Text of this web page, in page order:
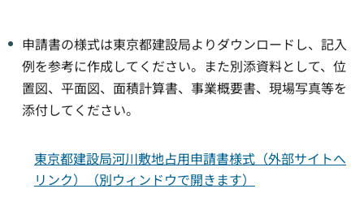
申請書の様式は東京都建設局よりダウンロードし、記入
例を参考に作成してください。また別添資料として、位
置図、平面図、面積計算書、事業概要書、現場写真等を
添付してください。
東京都建設局河川敷地占用申請書様式（外部サイトへ
リンク）（別ウィンドウで開きます）